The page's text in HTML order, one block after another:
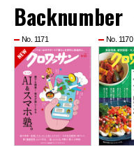
Backnumber
No. 1171 No. 1170